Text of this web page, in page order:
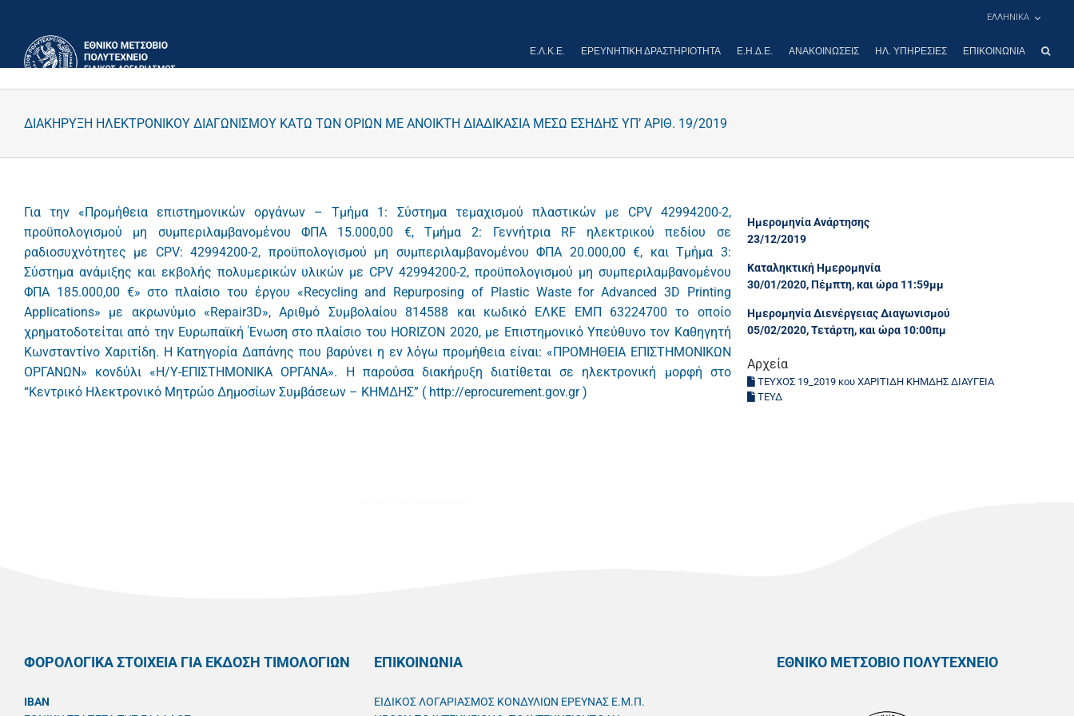
περιεχόμενο
ΕΛΛΗΝΙΚΑ
Ε.Λ.Κ.Ε. ΕΡΕΥΝΗΤΙΚΉ ΔΡΑΣΤΗΡΙΌΤΗΤΑ Ε.Η.Δ.Ε. ΑΝΑΚΟΙΝΏΣΕΙΣ ΗΛ. ΥΠΗΡΕΣΊΕΣ ΕΠΙΚΟΙΝΩΝΊΑ
ΔΙΑΚΗΡΥΞΗ ΗΛΕΚΤΡΟΝΙΚΟΥ ΔΙΑΓΩΝΙΣΜΟΥ ΚΑΤΩ ΤΩΝ ΟΡΙΩΝ ΜΕ ΑΝΟΙΚΤΗ ΔΙΑΔΙΚΑΣΙΑ ΜΕΣΩ ΕΣΗΔΗΣ ΥΠ’ ΑΡΙΘ. 19/2019
Για την «Προμήθεια επιστημονικών οργάνων – Τμήμα 1: Σύστημα τεμαχισμού πλαστικών με CPV 42994200-2,
προϋπολογισμού μη συμπεριλαμβανομένου ΦΠΑ 15.000,00 €, Τμήμα 2: Γεννήτρια RF ηλεκτρικού πεδίου σε
ραδιοσυχνότητες με CPV: 42994200-2, προϋπολογισμού μη συμπεριλαμβανομένου ΦΠΑ 20.000,00 €, και Τμήμα 3:
Σύστημα ανάμιξης και εκβολής πολυμερικών υλικών με CPV 42994200-2, προϋπολογισμού μη συμπεριλαμβανομένου
ΦΠΑ 185.000,00 €» στο πλαίσιο του έργου «Recycling and Repurposing of Plastic Waste for Advanced 3D Printing
Applications» με ακρωνύμιο «Repair3D», Αριθμό Συμβολαίου 814588 και κωδικό ΕΛΚΕ ΕΜΠ 63224700 το οποίο
χρηματοδοτείται από την Ευρωπαϊκή Ένωση στο πλαίσιο του HORIZON 2020, με Επιστημονικό Υπεύθυνο τον Καθηγητή
Κωνσταντίνο Χαριτίδη. Η Κατηγορία Δαπάνης που βαρύνει η εν λόγω προμήθεια είναι: «ΠΡΟΜΗΘΕΙΑ ΕΠΙΣΤΗΜΟΝΙΚΩΝ
ΟΡΓΑΝΩΝ» κονδύλι «Η/Υ-ΕΠΙΣΤΗΜΟΝΙΚΑ ΟΡΓΑΝΑ». Η παρούσα διακήρυξη διατίθεται σε ηλεκτρονική μορφή στο
“Κεντρικό Ηλεκτρονικό Μητρώο Δημοσίων Συμβάσεων – ΚΗΜΔΗΣ” ( http://eprocurement.gov.gr )
Ημερομηνία Ανάρτησης
23/12/2019
Καταληκτική Ημερομηνία
30/01/2020, Πέμπτη, και ώρα 11:59μμ
Ημερομηνία Διενέργειας Διαγωνισμού
05/02/2020, Τετάρτη, και ώρα 10:00πμ
Αρχεία
ΤΕΥΧΟΣ 19_2019 κου ΧΑΡΙΤΙΔΗ ΚΗΜΔΗΣ ΔΙΑΥΓΕΙΑ
ΤΕΥΔ
ΦΟΡΟΛΟΓΙΚΑ ΣΤΟΙΧΕΙΑ ΓΙΑ ΕΚΔΟΣΗ ΤΙΜΟΛΟΓΙΩΝ
IBAN
ΕΠΙΚΟΙΝΩΝΙΑ
ΕΙΔΙΚΟΣ ΛΟΓΑΡΙΑΣΜΟΣ ΚΟΝΔΥΛΙΩΝ ΕΡΕΥΝΑΣ Ε.Μ.Π.
ΕΘΝΙΚΟ ΜΕΤΣΟΒΙΟ ΠΟΛΥΤΕΧΝΕΙΟ